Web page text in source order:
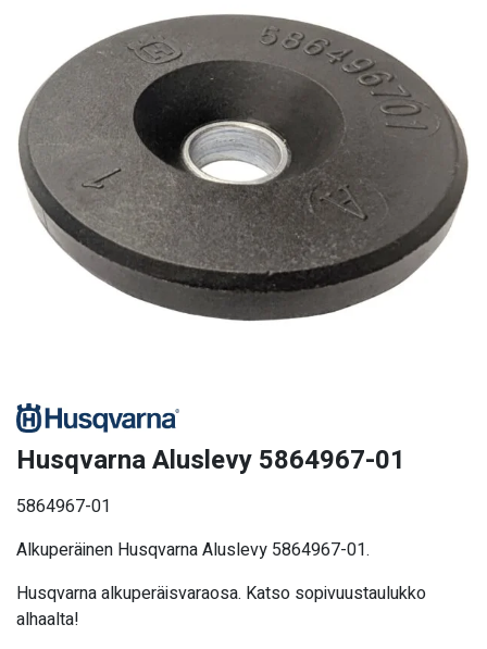
Husqvarna Aluslevy 5864967-01
5864967-01
Alkuperäinen Husqvarna Aluslevy 5864967-01.
Husqvarna alkuperäisvaraosa. Katso sopivuustaulukko
alhaalta!